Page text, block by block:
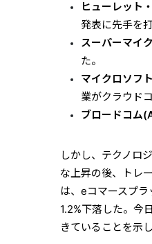
ヒューレット
発表に先手を
スーパーマイ
た。
マイクロソフ
業がクラウド
ブロードコム
しかし、テクノロ
な上昇の後、トレ
は、eコマースプ
1.2%下落した。今
きていることを示